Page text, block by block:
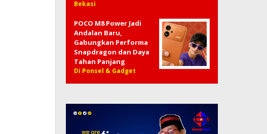
Bekasi
POCO M8 Power Jadi
Andalan Baru,
Gabungkan Performa
Snapdragon dan Daya
Tahan Panjang
Di Ponsel & Gadget